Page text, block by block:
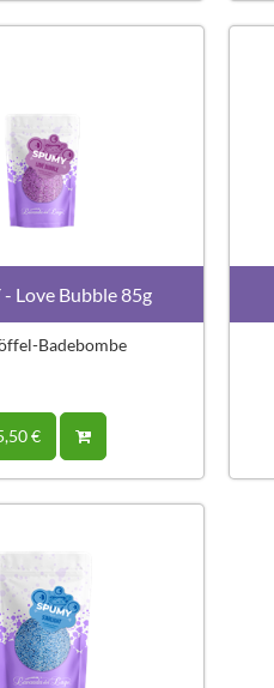
- Love Bubble 85g
Badebombe
€